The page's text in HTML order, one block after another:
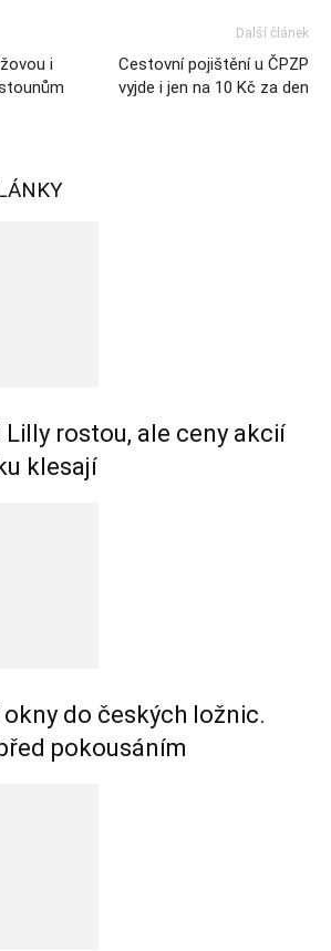
i
Další článek
Cestovní pojištění u ČPZP
vyjde i jen na 10 Kč za den
Lilly rostou, ale ceny akcií
klesají
do českých ložnic.
pokousáním